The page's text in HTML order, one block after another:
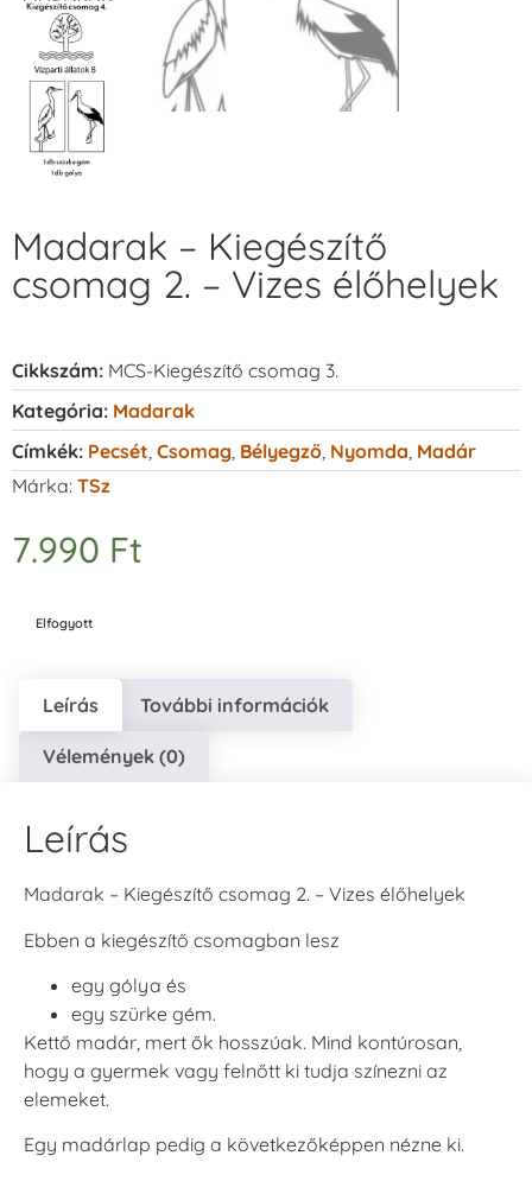
Madarak – Kiegészítő
csomag 2. – Vizes élőhelyek
Cikkszám: MCS-Kiegészítő csomag 3.
Kategória: Madarak
Címkék: Pecsét Csomag Bélyegző Nyomda Madár
Márka: TSz
7.990 Ft
Elfogyott
Leírás További információk
Vélemények (0)
Leírás
Madarak – Kiegészítő csomag 2. – Vizes élőhelyek
Ebben a kiegészítő csomagban lesz
egy gólya és
egy szürke gém.
Kettő madár, mert ők hosszúak. Mind kontúrosan,
hogy a gyermek vagy felnőtt ki tudja színezni az
elemeket.
Egy madárlap pedig a következőképpen nézne ki.